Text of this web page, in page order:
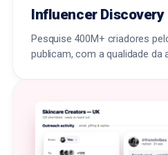
Influencer Discovery
Pesquise 400M+ criadores
publicam, com a qualidade da